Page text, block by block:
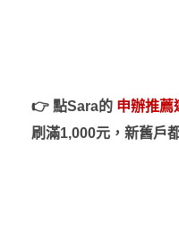
👉 點Sara的 申辦推薦
刷滿1,000元，新舊戶